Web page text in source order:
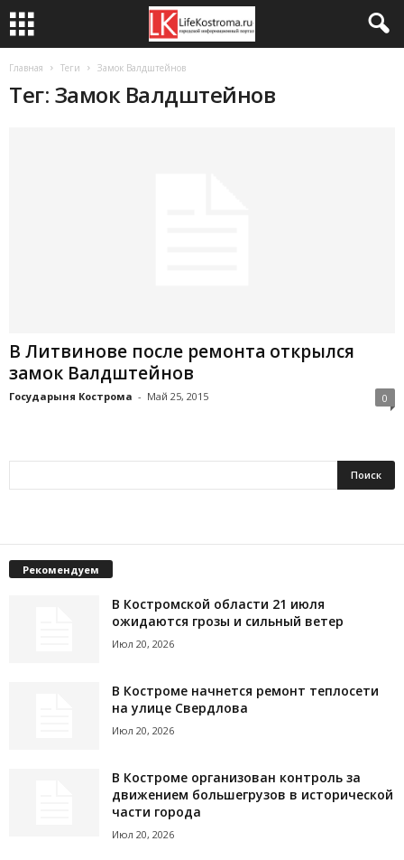
Главная Теги Замок Валдштейнов
Тег: Замок Валдштейнов
В Литвинове после ремонта открылся
замок Валдштейнов
Государыня Кострома - Май 25, 2015 0
Рекомендуем
В Костромской области 21 июля
ожидаются грозы и сильный ветер
Июл 20, 2026
В Костроме начнется ремонт теплосети
на улице Свердлова
Июл 20, 2026
В Костроме организован контроль за
движением большегрузов в исторической
части города
Июл 20, 2026